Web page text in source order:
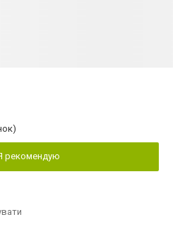
рекомендую